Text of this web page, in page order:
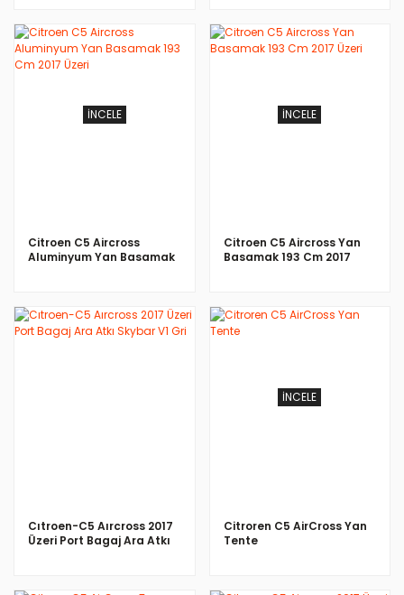
İNCELE
Citroen C5 Aircross
Aluminyum Yan Basamak
İNCELE
Citroen C5 Aircross Yan
Basamak 193 Cm 2017
Cıtroen-C5 Aırcross 2017
Üzeri Port Bagaj Ara Atkı
İNCELE
Citroren C5 AirCross Yan
Tente